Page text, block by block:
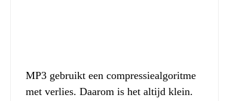
MP3 gebruikt een compressiealgoritme
met verlies. Daarom is het altijd klein.